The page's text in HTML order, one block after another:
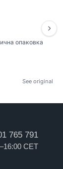
опаковка
See original
765 791
CET